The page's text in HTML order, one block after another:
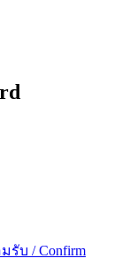
รับ / Confirm